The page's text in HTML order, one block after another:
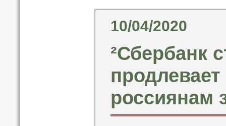
10/04/2020
²Сбербанк
россиянам